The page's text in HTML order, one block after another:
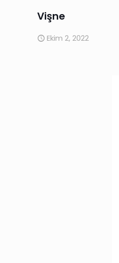
Vişne
Ekim 2, 2022